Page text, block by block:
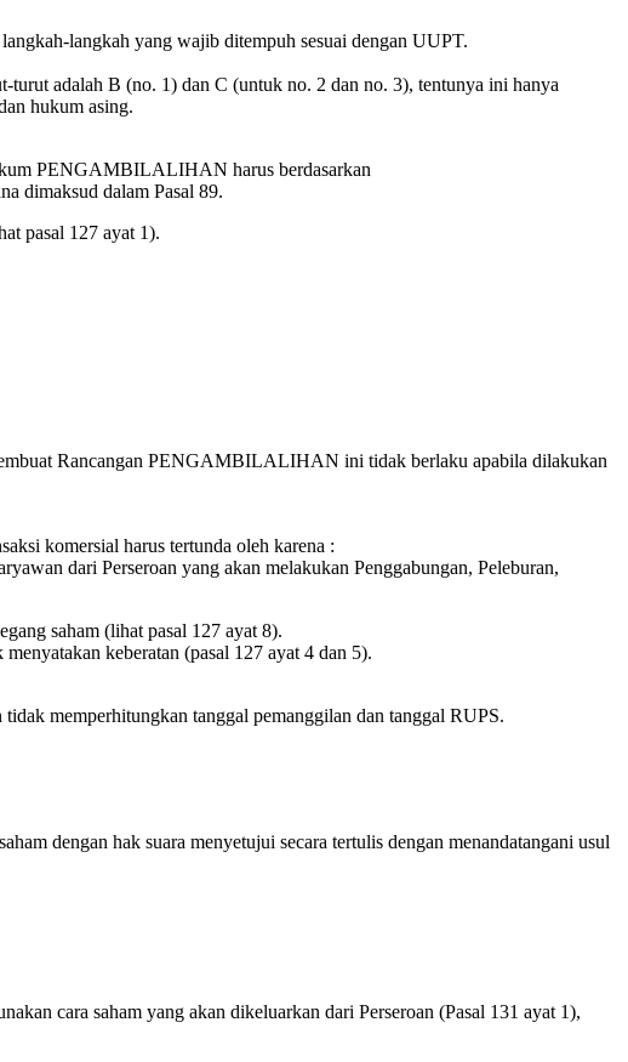
langkah yang wajib ditempuh sesuai dengan UUPT.
adalah B (no. 1) dan C (untuk no. 2 dan no. 3), tentunya ini hanya
hukum asing.
PENGAMBILALIHAN harus berdasarkan
dimaksud dalam Pasal 89.
pasal 127 ayat 1).
Rancangan PENGAMBILALIHAN ini tidak berlaku apabila dilakukan
komersial harus tertunda oleh karena :
dari Perseroan yang akan melakukan Penggabungan, Peleburan,
saham (lihat pasal 127 ayat 8).
keberatan (pasal 127 ayat 4 dan 5).
memperhitungkan tanggal pemanggilan dan tanggal RUPS.
dengan hak suara menyetujui secara tertulis dengan menandatangani usul
cara saham yang akan dikeluarkan dari Perseroan (Pasal 131 ayat 1),